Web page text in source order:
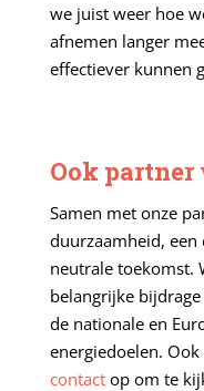
we juist weer hoe
afnemen langer
effectiever kunnen
Ook partner
Samen met onze
duurzaamheid, een
neutrale toekomst.
belangrijke
de nationale en
energiedoelen. Ook
contactop om te